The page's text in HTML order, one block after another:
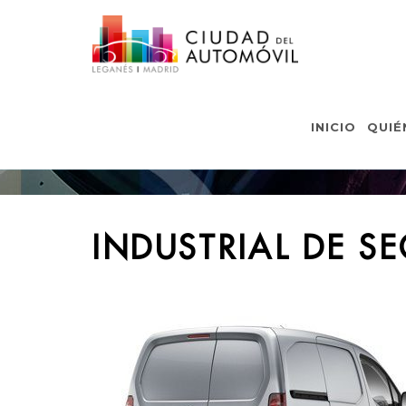
INICIO
INDUSTRIAL DE